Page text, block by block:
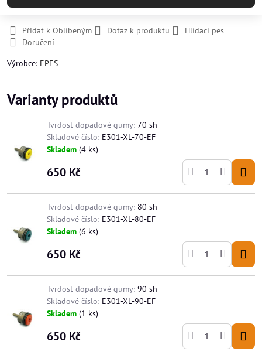
Přidat k Oblíbeným Dotaz k produktu
Hlídací pes
Doručení
Výrobce: EPES
Varianty produktů
Tvrdost dopadové gumy: 70 sh
Skladové číslo: E301-XL-70-EF
Skladem (4 ks)
650 Kč
Tvrdost dopadové gumy: 80 sh
Skladové číslo: E301-XL-80-EF
Skladem (6 ks)
650 Kč
Tvrdost dopadové gumy: 90 sh
Skladové číslo: E301-XL-90-EF
Skladem (1 ks)
650 Kč